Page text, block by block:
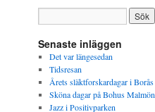
Senaste inläggen
Det var längesedan
Tidsresan
Årets släktforskardagar i Borås
Sköna dagar på Bohus Malmön
Jazz i Positivparken